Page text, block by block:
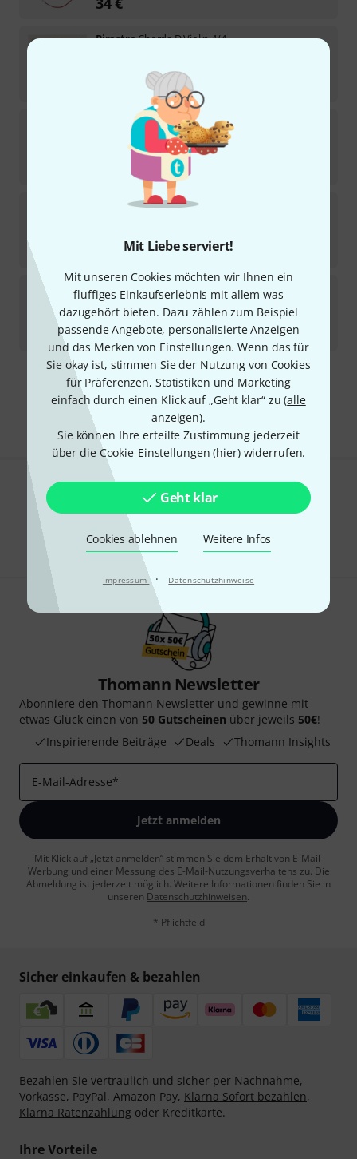
Mit Liebe serviert!
Mit unseren Cookies möchten wir Ihnen ein
fluffiges Einkaufserlebnis mit allem was
dazugehört bieten. Dazu zählen zum Beispiel
passende Angebote, personalisierte Anzeigen
und das Merken von Einstellungen. Wenn das für
Sie okay ist, stimmen Sie der Nutzung von Cookies
für Präferenzen, Statistiken und Marketing
einfach durch einen Klick auf „Geht klar“ zu (alle
anzeigen).
Sie können Ihre erteilte Zustimmung jederzeit
über die Cookie-Einstellungen (hier) widerrufen.
Geht klar
Cookies ablehnen Weitere Infos
Impressum · Datenschutzhinweise
PirastroChorda D Violin 4/4
Sofort lieferbar
PirastroOliv D Violin 4/4 Sl 13 1/2
1
Sofort lieferbar
PirastroEvah Pirazzi D Violin 4/4 Str.
Pirastro Oliv D Violin 4/4 GO 16 1/2
Sofort lieferbar
69 €
Kostenloser Versand ab 29 €
Alle Preise inkl. MwSt.
Gefällt Ihnen, was Sie sehen?
Teilen Hilfe & Feedback
Thomann Newsletter
Abonniere den Thomann Newsletter und gewinne mit
etwas Glück einen von 50 Gutscheinen über jeweils 50€!
Inspirierende Beiträge
Deals Thomann Insights
E-Mail-Adresse*
Jetzt anmelden
Mit Klick auf „Jetzt anmelden“ stimmen Sie dem Erhalt von E-Mail-
Werbung und einer Messung des E-Mail-Nutzungsverhaltens zu. Die
Abmeldung ist jederzeit möglich. Weitere Informationen finden Sie in
unseren Datenschutzhinweisen.
* Pflichtfeld
Sicher einkaufen & bezahlen
Bezahlen Sie vertraulich und sicher per Nachnahme,
Vorkasse, PayPal, Amazon Pay, Klarna Sofort bezahlen,
Klarna Ratenzahlung oder Kreditkarte.
Ihre Vorteile